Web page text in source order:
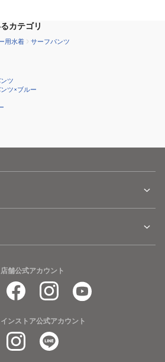
カテゴリ
用水着 サーフパンツ
ツ
ツ×ブルー
店舗公式アカウント
ンストア公式アカウント